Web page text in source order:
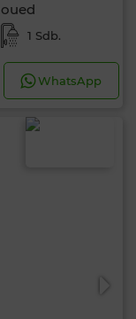
1 Sdb.
WhatsApp